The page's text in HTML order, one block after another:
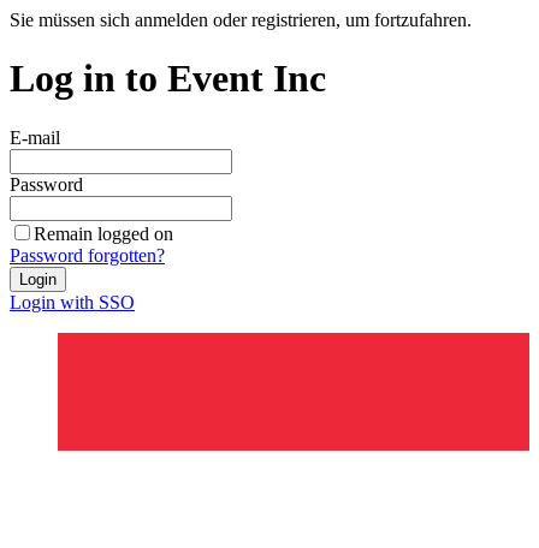
Sie müssen sich anmelden oder registrieren, um fortzufahren.
Log in to Event Inc
E-mail
Password
Remain logged on
Password forgotten?
Login
Login with SSO